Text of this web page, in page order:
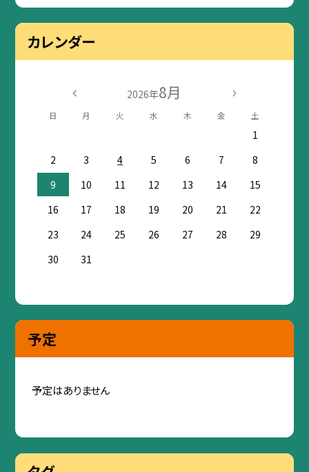
カレンダー
2026年8月
日 月 火 水 木 金 土
1
2
3 4 5 6 7
8
9
10 11 12 13 14
15
16
17 18 19 20 21
22
23
24 25 26 27 28
29
30
31
予定
予定はありません